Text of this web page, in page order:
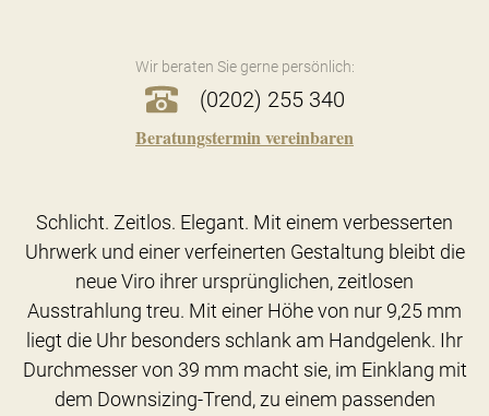
Wir beraten Sie gerne persönlich:
(0202) 255 340
Beratungstermin vereinbaren
Schlicht. Zeitlos. Elegant. Mit einem verbesserten
Uhrwerk und einer verfeinerten Gestaltung bleibt die
neue Viro ihrer ursprünglichen, zeitlosen
Ausstrahlung treu. Mit einer Höhe von nur 9,25 mm
liegt die Uhr besonders schlank am Handgelenk. Ihr
Durchmesser von 39 mm macht sie, im Einklang mit
dem Downsizing-Trend, zu einem passenden